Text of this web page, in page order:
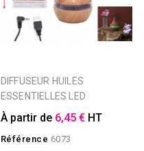
DIFFUSEUR HUILES
ESSENTIELLES LED
À partir de 6,45 € HT
Référence 6073